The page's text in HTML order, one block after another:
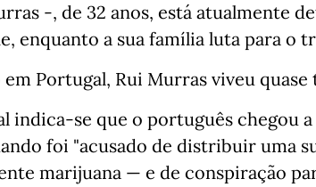
-, de 32 anos, está atualmente
enquanto a sua família luta para o
em Portugal, Rui Murras viveu
indica-se que o português chegou
foi "acusado de distribuir uma
marijuana — e de conspiração